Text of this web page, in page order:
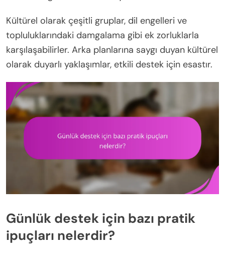
Kültürel olarak çeşitli gruplar, dil engelleri ve
topluluklarındaki damgalama gibi ek zorluklarla
karşılaşabilirler. Arka planlarına saygı duyan kültürel
olarak duyarlı yaklaşımlar, etkili destek için esastır.
Günlük destek için bazı pratik
ipuçları nelerdir?